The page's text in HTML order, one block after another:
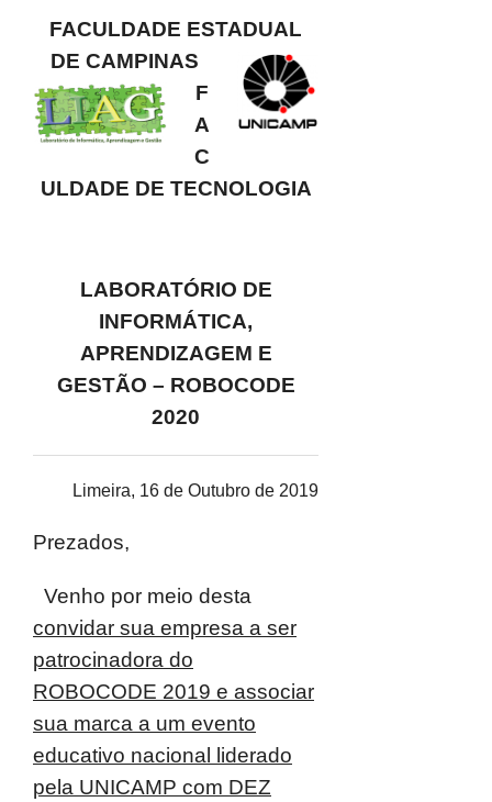
FACULDADE ESTADUAL
DE CAMPINAS
F
A
C
ULDADE DE TECNOLOGIA
LABORATÓRIO DE
INFORMÁTICA,
APRENDIZAGEM E
GESTÃO – ROBOCODE
2020
Limeira, 16 de Outubro de 2019
Prezados,
Venho por meio desta
convidar sua empresa a ser
patrocinadora do
ROBOCODE 2019 e associar
sua marca a um evento
educativo nacional liderado
pela UNICAMP com DEZ